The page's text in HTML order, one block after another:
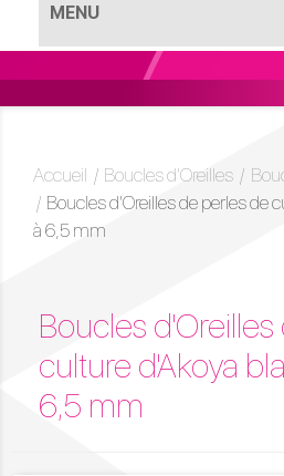
MENU
Accueil Boucles d'Oreilles
Boucles d'Oreilles de perles de
à 6,5 mm
Boucles
culture d'Akoya
6,5 mm